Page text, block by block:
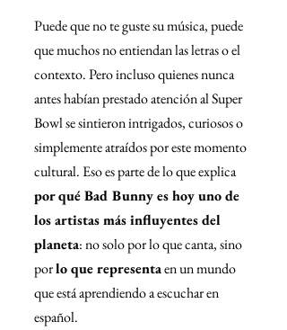
Puede que no te guste su música, puede
que muchos no entiendan las letras o el
contexto. Pero incluso quienes nunca
antes habían prestado atención al Super
Bowl se sintieron intrigados, curiosos o
simplemente atraídos por este momento
cultural. Eso es parte de lo que explica
por qué Bad Bunny es hoy uno de
los artistas más influyentes del
planeta: no solo por lo que canta, sino
por lo que representa en un mundo
que está aprendiendo a escuchar en
español.